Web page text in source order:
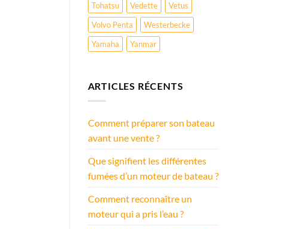
Tohatsu
Vedette
Vetus
Volvo Penta
Westerbecke
Yamaha
Yanmar
ARTICLES RÉCENTS
Comment préparer son bateau
avant une vente ?
Que signifient les différentes
fumées d’un moteur de bateau ?
Comment reconnaître un
moteur qui a pris l’eau ?